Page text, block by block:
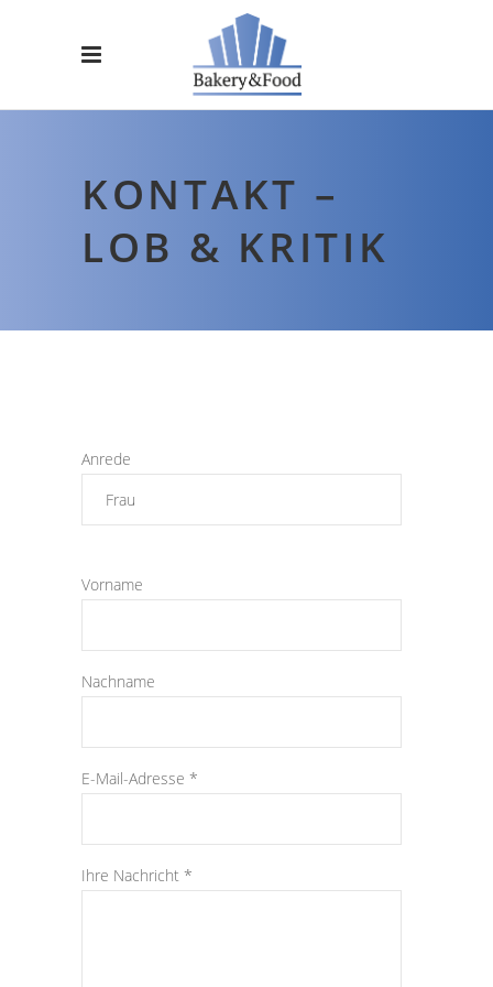
KONTAKT –
LOB & KRITIK
Anrede
Vorname
Nachname
E-Mail-Adresse *
Ihre Nachricht *